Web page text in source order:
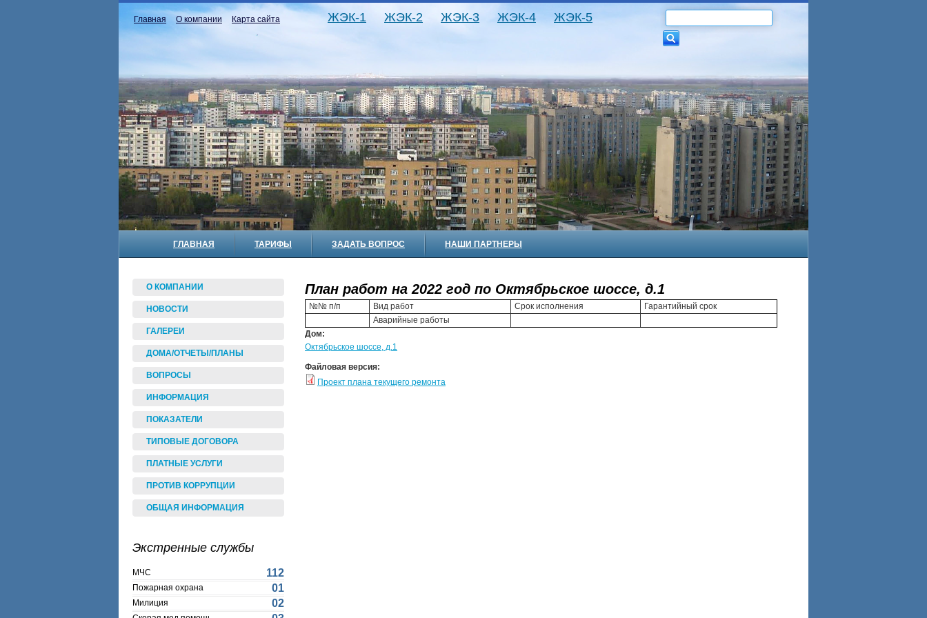
Главная О компании Карта сайта ЖЭК-1 ЖЭК-2 ЖЭК-3 ЖЭК-4 ЖЭК-5
ГЛАВНАЯ ТАРИФЫ ЗАДАТЬ ВОПРОС НАШИ ПАРТНЕРЫ
О КОМПАНИИ
НОВОСТИ
ГАЛЕРЕИ
ДОМА/ОТЧЕТЫ/ПЛАНЫ
ВОПРОСЫ
ИНФОРМАЦИЯ
ПОКАЗАТЕЛИ
ТИПОВЫЕ ДОГОВОРА
ПЛАТНЫЕ УСЛУГИ
ПРОТИВ КОРРУПЦИИ
ОБЩАЯ ИНФОРМАЦИЯ
Экстренные службы
МЧС 112
Пожарная охрана 01
Милиция 02
План работ на 2022 год по Октябрьское шоссе, д.1
№№ п/п Вид работ Срок исполнения
Гарантийный срок
Аварийные работы
Дом:
Октябрьское шоссе, д.1
Файловая версия:
Проект плана текущего ремонта